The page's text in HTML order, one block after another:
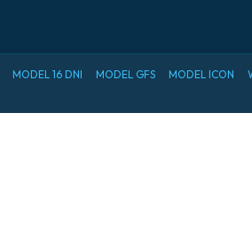
MODEL 16 DNI MODEL GFS MODEL ICON